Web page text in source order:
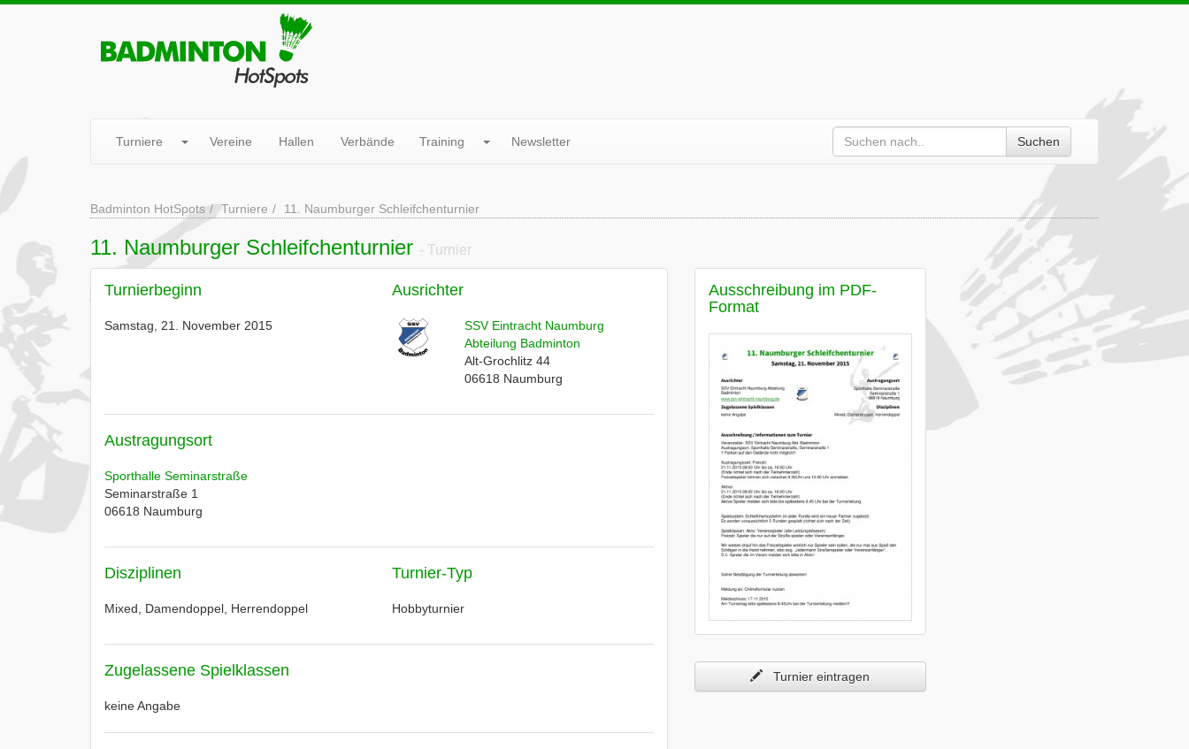
Turniere Vereine Hallen Verbände Training Newsletter Suchen
Badminton HotSpots Turniere 11. Naumburger Schleifchenturnier
11. Naumburger Schleifchenturnier - Turnier
Turnierbeginn
Samstag, 21. November 2015
Ausrichter
SSV Eintracht Naumburg
Abteilung Badminton
Alt-Grochlitz 44
06618 Naumburg
Austragungsort
Sporthalle Seminarstraße
Seminarstraße 1
06618 Naumburg
Disziplinen
Mixed, Damendoppel, Herrendoppel
Turnier-Typ
Hobbyturnier
Zugelassene Spielklassen
keine Angabe
Ausschreibung im PDF-
Format
Turnier eintragen